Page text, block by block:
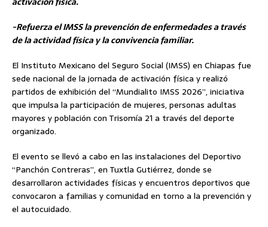
-Refuerza el IMSS la prevención de enfermedades a través
de la actividad física y la convivencia familiar.
El Instituto Mexicano del Seguro Social (IMSS) en Chiapas fue
sede nacional de la jornada de activación física y realizó
partidos de exhibición del “Mundialito IMSS 2026”, iniciativa
que impulsa la participación de mujeres, personas adultas
mayores y población con Trisomía 21 a través del deporte
organizado.
El evento se llevó a cabo en las instalaciones del Deportivo
“Panchón Contreras”, en Tuxtla Gutiérrez, donde se
desarrollaron actividades físicas y encuentros deportivos que
convocaron a familias y comunidad en torno a la prevención y
el autocuidado.